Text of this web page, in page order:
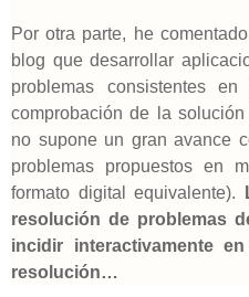
Por otra parte, he
blog que desarrollar
problemas consistentes
comprobación de la
no supone un gran avance
problemas propuestos en
formato digital equivalente).
resolución de problemas
incidir interactivamente
resolución…